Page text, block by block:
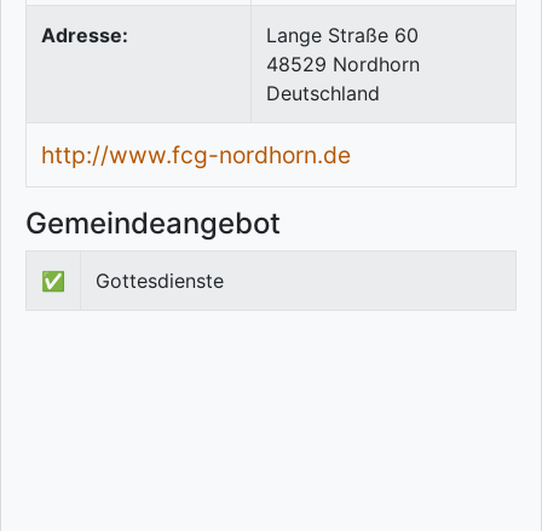
Adresse:
Lange Straße 60
48529 Nordhorn
Deutschland
http://www.fcg-nordhorn.de
Gemeindeangebot
✅ Gottesdienste